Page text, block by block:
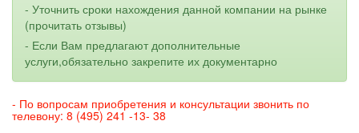
- Уточнить сроки нахождения данной компании на рынке
(прочитать отзывы)
- Если Вам предлагают дополнительные
услуги,обязательно закрепите их документарно
- По вопросам приобретения и консультации звонить по
телевону: 8 (495) 241 -13- 38